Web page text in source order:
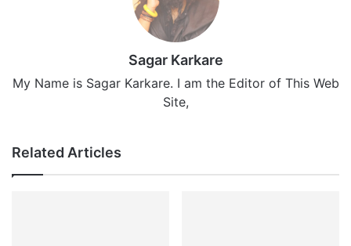
Sagar Karkare
My Name is Sagar Karkare. I am the Editor of This Web
Site,
Related Articles